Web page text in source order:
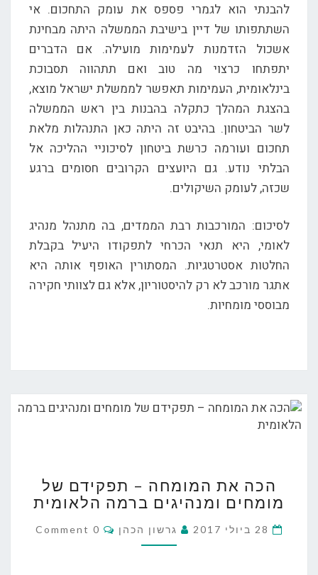
להבנתי הוא לגמרי פספס את עומק התחכום. אי
השתתפותו של דיין בישיבת הממשלה היתה מבחינת
אשכול הזדמנות לעמימות מועילה. אם הדברים
יתפתחו כרצוי מה טוב ואם תתהווה תסבוכת
בינלאומית, העמימות תאפשר לממשלת ישראל מוצא,
בהצגת המהלך כתקלה בהבנות בין ראש הממשלה
לשר הביטחון. בהיבט זה היתה כאן התנהלות מלאת
תחכום ועורמה כרשת ביטחון לסיכוניי ההליכה אל
הבלתי נודע. גם היועצים הקרובים חסומים ברגע
שכזה, לעומק השיקולים.
לסיכום: המורכבות רבת הממדים, בה מתנהל מנהיג
לאומי, היא תנאי הכרחי לתפקודו היעיל בקבלת
החלטות אסטרטגיות. המסתורין האופף אותה היא
אתגר מורכב לא רק להיסטוריון, אלא גם לצוותי חקירה
מבוססי מומחיות.
את
המומחה
תפקידם
הכה את המומחה – תפקידם של
מומחים ומנהיגים ברמה הלאומית
28 ביולי 2017 גרשון הכהן Comments
0 Comment